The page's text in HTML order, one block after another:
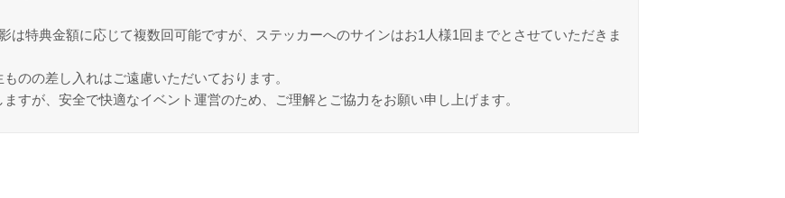
は特典金額に応じて複数回可能ですが、ステッカーへのサインはお1人様1回までとさせていただきま
のの差し入れはご遠慮いただいております。
すが、安全で快適なイベント運営のため、ご理解とご協力をお願い申し上げます。